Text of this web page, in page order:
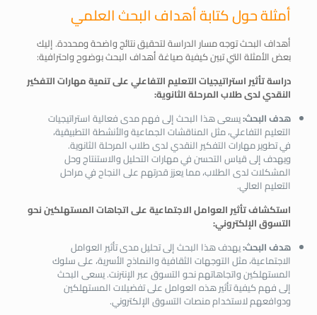
أمثلة حول كتابة أهداف البحث العلمي
أهداف البحث توجه مسار الدراسة لتحقيق نتائج واضحة ومحددة. إليك
بعض الأمثلة التي تبين كيفية صياغة أهداف البحث بوضوح واحترافية:
دراسة تأثير استراتيجيات التعليم التفاعلي على تنمية مهارات التفكير
النقدي لدى طلاب المرحلة الثانوية:
هدف البحث:يسعى هذا البحث إلى فهم مدى فعالية استراتيجيات
التعليم التفاعلي، مثل المناقشات الجماعية والأنشطة التطبيقية،
في تطوير مهارات التفكير النقدي لدى طلاب المرحلة الثانوية.
ويهدف إلى قياس التحسن في مهارات التحليل والاستنتاج وحل
المشكلات لدى الطلاب، مما يعزز قدرتهم على النجاح في مراحل
التعليم العالي.
استكشاف تأثير العوامل الاجتماعية على اتجاهات المستهلكين نحو
التسوق الإلكتروني:
هدف البحث:يهدف هذا البحث إلى تحليل مدى تأثير العوامل
الاجتماعية، مثل التوجهات الثقافية والنماذج الأسرية، على سلوك
المستهلكين واتجاهاتهم نحو التسوق عبر الإنترنت. يسعى البحث
إلى فهم كيفية تأثير هذه العوامل على تفضيلات المستهلكين
ودوافعهم لاستخدام منصات التسوق الإلكتروني.